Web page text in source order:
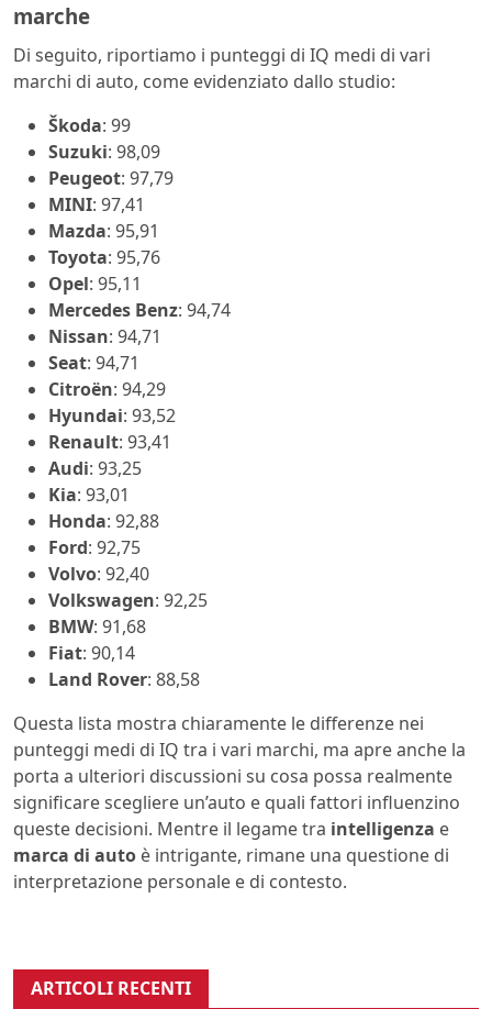
marche
Di seguito, riportiamo i punteggi di IQ medi di vari
marchi di auto, come evidenziato dallo studio:
Škoda: 99
Suzuki: 98,09
Peugeot: 97,79
MINI: 97,41
Mazda: 95,91
Toyota: 95,76
Opel: 95,11
Mercedes Benz: 94,74
Nissan: 94,71
Seat: 94,71
Citroën: 94,29
Hyundai: 93,52
Renault: 93,41
Audi: 93,25
Kia: 93,01
Honda: 92,88
Ford: 92,75
Volvo: 92,40
Volkswagen: 92,25
BMW: 91,68
Fiat: 90,14
Land Rover: 88,58
Questa lista mostra chiaramente le differenze nei
punteggi medi di IQ tra i vari marchi, ma apre anche la
porta a ulteriori discussioni su cosa possa realmente
significare scegliere un’auto e quali fattori influenzino
queste decisioni. Mentre il legame tra intelligenza e
marca di auto è intrigante, rimane una questione di
interpretazione personale e di contesto.
ARTICOLI RECENTI